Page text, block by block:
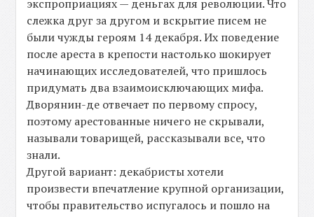
экспроприациях — деньгах для революции. Что
слежка друг за другом и вскрытие писем не
были чужды героям 14 декабря. Их поведение
после ареста в крепости настолько шокирует
начинающих исследователей, что пришлось
придумать два взаимоисключающих мифа.
Дворянин-де отвечает по первому спросу,
поэтому арестованные ничего не скрывали,
называли товарищей, рассказывали все, что
знали.
Другой вариант: декабристы хотели
произвести впечатление крупной организации,
чтобы правительство испугалось и пошло на